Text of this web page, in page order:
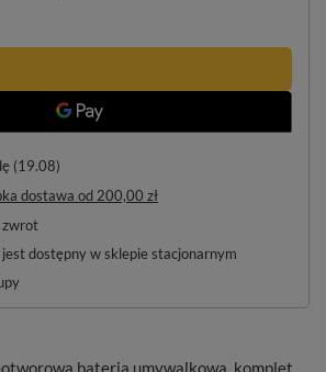
(19.08)
dostawa od200,00 zł
zwrot
dostępny w sklepie stacjonarnym
otworowa bateria umywalkowa, komplet